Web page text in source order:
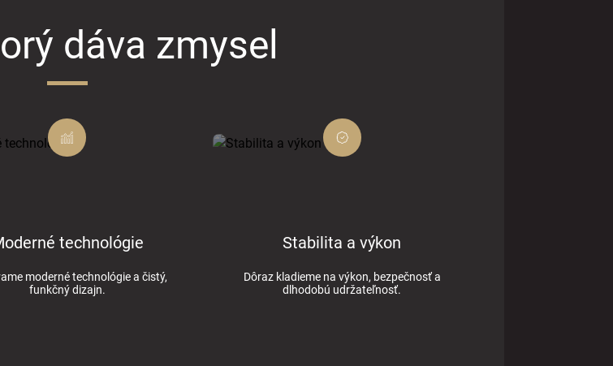
dáva zmysel
technológie
moderné technológie a čistý,
funkčný dizajn.
Stabilita a výkon
Dôraz kladieme na výkon, bezpečnosť a
dlhodobú udržateľnosť.